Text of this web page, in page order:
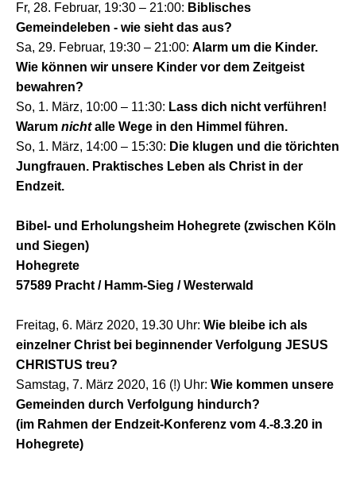
Fr, 28. Februar, 19:30 – 21:00: Biblisches
Gemeindeleben - wie sieht das aus?
Sa, 29. Februar, 19:30 – 21:00: Alarm um die Kinder.
Wie können wir unsere Kinder vor dem Zeitgeist
bewahren?
So, 1. März, 10:00 – 11:30: Lass dich nicht verführen!
Warum nichtalle Wege in den Himmel führen.
So, 1. März, 14:00 – 15:30: Die klugen und die törichten
Jungfrauen. Praktisches Leben als Christ in der
Endzeit.
Bibel- und Erholungsheim Hohegrete (zwischen Köln
und Siegen)
Hohegrete
57589 Pracht / Hamm-Sieg / Westerwald
Freitag, 6. März 2020, 19.30 Uhr: Wie bleibe ich als
einzelner Christ bei beginnender Verfolgung JESUS
CHRISTUS treu?
Samstag, 7. März 2020, 16 (!) Uhr: Wie kommen unsere
Gemeinden durch Verfolgung hindurch?
(im Rahmen der Endzeit-Konferenz vom 4.-8.3.20 in
Hohegrete)